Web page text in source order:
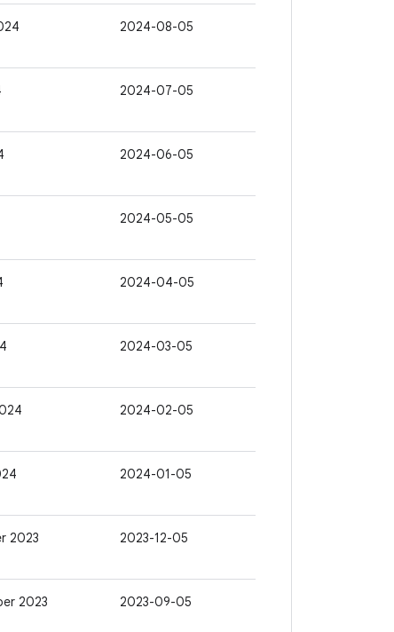
2024-08-05
2024-07-05
2024-06-05
2024-05-05
2024-04-05
2024-03-05
2024-02-05
2024-01-05
2023 2023-12-05
2023 2023-09-05